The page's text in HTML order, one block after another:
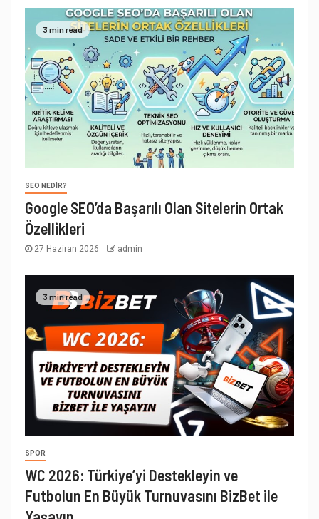
3 min read
SEO NEDIR?
Google SEO’da Başarılı Olan Sitelerin Ortak
Özellikleri
27 Haziran 2026 admin
3 min read
SPOR
WC 2026: Türkiye’yi Destekleyin ve
Futbolun En Büyük Turnuvasını BizBet ile